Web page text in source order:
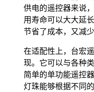
供电的遥控器来说
用寿命可以大大延
节省了成本，又减
在适配性上，台宏
现。它可以与各种
简单的单功能遥控
灯珠能够根据不同